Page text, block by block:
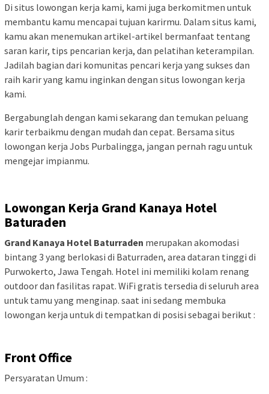
Di situs lowongan kerja kami, kami juga berkomitmen untuk
membantu kamu mencapai tujuan karirmu. Dalam situs kami,
kamu akan menemukan artikel-artikel bermanfaat tentang
saran karir, tips pencarian kerja, dan pelatihan keterampilan.
Jadilah bagian dari komunitas pencari kerja yang sukses dan
raih karir yang kamu inginkan dengan situs lowongan kerja
kami.
Bergabunglah dengan kami sekarang dan temukan peluang
karir terbaikmu dengan mudah dan cepat. Bersama situs
lowongan kerja Jobs Purbalingga, jangan pernah ragu untuk
mengejar impianmu.
Lowongan Kerja Grand Kanaya Hotel
Baturaden
Grand Kanaya Hotel Baturraden merupakan akomodasi
bintang 3 yang berlokasi di Baturraden, area dataran tinggi di
Purwokerto, Jawa Tengah. Hotel ini memiliki kolam renang
outdoor dan fasilitas rapat. WiFi gratis tersedia di seluruh area
untuk tamu yang menginap. saat ini sedang membuka
lowongan kerja untuk di tempatkan di posisi sebagai berikut :
Front Office
Persyaratan Umum :